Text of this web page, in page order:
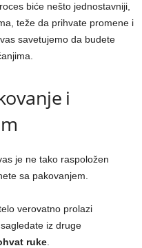
biće nešto jednostavniji,
teže da prihvate promene i
savetujemo da budete
i
je ne tako raspoložen
sa pakovanjem.
verovatno prolazi
iz druge
ruke